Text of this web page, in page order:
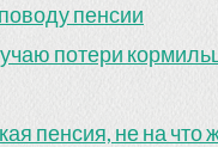
пенсии
потери
пенсия, не на что